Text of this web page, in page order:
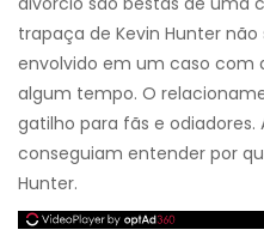
trapaça de Kevin Hunter não
envolvido em um caso com
algum tempo. O
gatilho para fãs e odiadores.
conseguiam entender por
Hunter.